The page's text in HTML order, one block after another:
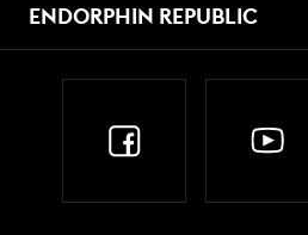
ENDORPHIN REPUBLIC